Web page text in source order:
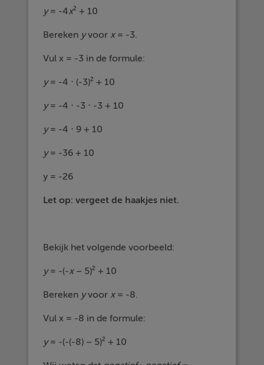
y= -4x² + 10
Bereken yvoor x = -3.
Vul x = -3 in de formule:
y= -4 ⋅ (-3)² + 10
y= -4 ⋅ -3 ⋅ -3 + 10
y= -4 ⋅ 9 + 10
y= -36 + 10
y = -26
Let op: vergeet de haakjes niet.
Bekijk het volgende voorbeeld:
y= -(-x– 5)² + 10
Bereken yvoor x = -8.
Vul x = -8 in de formule:
y= -(-(-8) – 5)² + 10